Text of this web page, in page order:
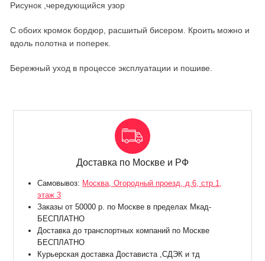
Рисунок ,чередующийся узор
С обоих кромок бордюр, расшитый бисером. Кроить можно и
вдоль полотна и поперек.
Бережный уход в процессе эксплуатации и пошиве.
Доставка по Москве и РФ
Самовывоз: Москва, Огородный проезд, д.6, стр.1,
этаж 3
Заказы от 50000 р. по Москве в пределах Мкад-
БЕСПЛАТНО
Доставка до транспортных компаний по Москве
БЕСПЛАТНО
Курьерская доставка Достависта ,СДЭК и тд